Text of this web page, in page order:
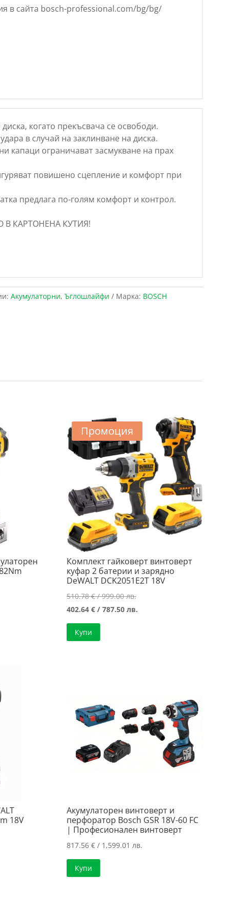
в сайта bosch-professional.com/bg/bg/
когато прекъсвача се освободи.
в случай на заклинване на диска.
капаци ограничават засмукване на прах
повишено сцепление и комфорт при
предлага по-голям комфорт и контрол.
В КАРТОНЕНА КУТИЯ!
Акумулаторни, Ъглошлайфи Марка: BOSCH
Промоция
Комплект гайковерт винтоверт
куфар 2 батерии и зарядно
DeWALT DCK2051E2T 18V
510.78€/ 999.00 лв.Original
price
402.64 €/ 787.50 лв.Текущата
Купи
18V
Акумулаторен винтоверт и
перфоратор Bosch GSR 18V-60 FC
| Професионален винтоверт
817.56 €/ 1,599.01 лв.
Купи